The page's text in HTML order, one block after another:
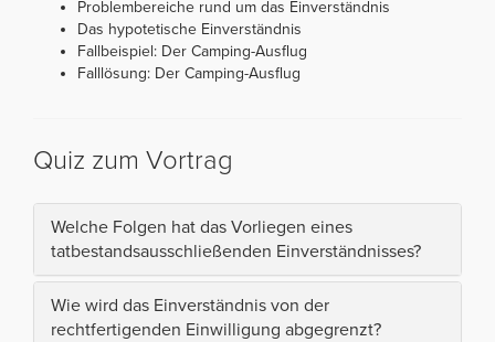
Problembereiche rund um das Einverständnis
Das hypotetische Einverständnis
Fallbeispiel: Der Camping-Ausflug
Falllösung: Der Camping-Ausflug
Quiz zum Vortrag
Welche Folgen hat das Vorliegen eines
tatbestandsausschließenden Einverständnisses?
Wie wird das Einverständnis von der
rechtfertigenden Einwilligung abgegrenzt?